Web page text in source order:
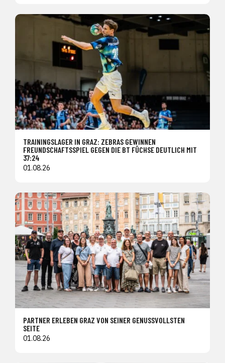
TRAININGSLAGER IN GRAZ: ZEBRAS GEWINNEN
FREUNDSCHAFTSSPIEL GEGEN DIE BT FÜCHSE DEUTLICH MIT
37:24
01.08.26
PARTNER ERLEBEN GRAZ VON SEINER GENUSSVOLLSTEN
SEITE
01.08.26